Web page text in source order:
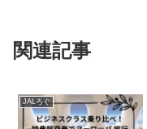
関連記事
JALろぐ